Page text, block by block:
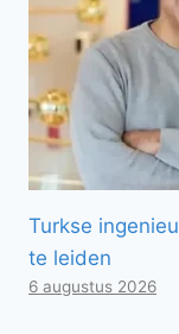
Turkse
te leiden
6 augustus 2026